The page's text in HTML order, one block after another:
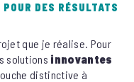
DES RÉSULTATS
que je réalise. Pour
solutions innovantes
distinctive à